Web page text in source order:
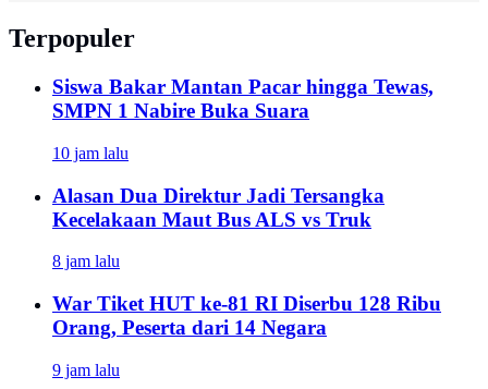
Terpopuler
Siswa Bakar Mantan Pacar hingga Tewas,
SMPN 1 Nabire Buka Suara
10 jam lalu
Alasan Dua Direktur Jadi Tersangka
Kecelakaan Maut Bus ALS vs Truk
8 jam lalu
War Tiket HUT ke-81 RI Diserbu 128 Ribu
Orang, Peserta dari 14 Negara
9 jam lalu